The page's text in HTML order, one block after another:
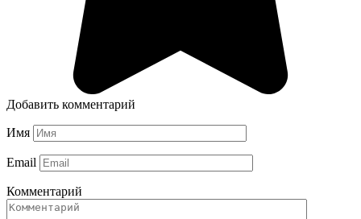
Добавить комментарий
Имя
Email
Комментарий